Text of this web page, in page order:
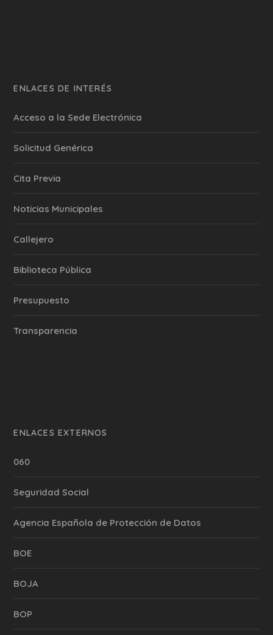
ENLACES DE INTERÉS
Acceso a la Sede Electrónica
Solicitud Genérica
Cita Previa
‎Noticias Municipales
Callejero
Biblioteca Pública
Presupuesto
Transparencia
ENLACES EXTERNOS
060
Seguridad Social
Agencia Española de Protección de Datos
BOE
BOJA
BOP